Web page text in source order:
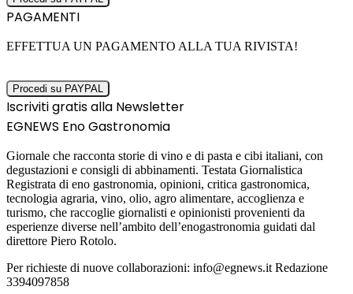
PAGAMENTI
EFFETTUA UN PAGAMENTO ALLA TUA RIVISTA!
Iscriviti gratis alla Newsletter
EGNEWS Eno Gastronomia
Giornale che racconta storie di vino e di pasta e cibi italiani, con
degustazioni e consigli di abbinamenti. Testata Giornalistica
Registrata di eno gastronomia, opinioni, critica gastronomica,
tecnologia agraria, vino, olio, agro alimentare, accoglienza e
turismo, che raccoglie giornalisti e opinionisti provenienti da
esperienze diverse nell’ambito dell’enogastronomia guidati dal
direttore Piero Rotolo.
Per richieste di nuove collaborazioni: info@egnews.it Redazione
3394097858